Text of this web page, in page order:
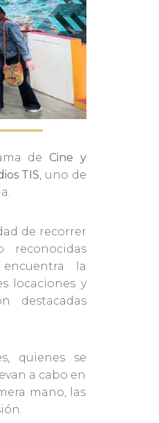
de Cine y
TIS, uno de
de recorrer
reconocidas
la
locaciones y
destacadas
quienes se
a cabo en
mano, las